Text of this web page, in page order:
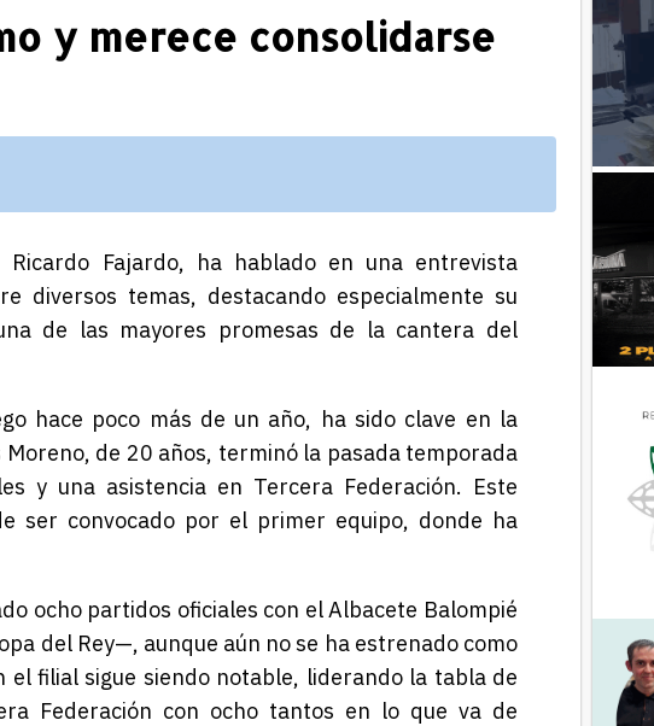
y merece consolidarse
Fajardo, ha hablado en una entrevista
diversos temas, destacando especialmente su
de las mayores promesas de la cantera del
hace poco más de un año, ha sido clave en la
de 20 años, terminó la pasada temporada
y una asistencia en Tercera Federación. Este
ser convocado por el primer equipo, donde ha
ocho partidos oficiales con el Albacete Balompié
del Rey—, aunque aún no se ha estrenado como
el filial sigue siendo notable, liderando la tabla de
Federación con ocho tantos en lo que va de